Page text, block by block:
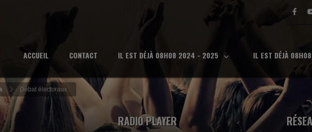
ACCUEIL CONTACT IL EST DÉJÀ 08H08 2024 - 2025 IL EST DÉJÀ
Débat électoraux
RADIO PLAYER